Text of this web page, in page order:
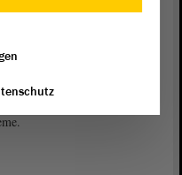
zur Abführung
zu überprüfen und
sind auch die Folgen der
Klimawandels hinsichtlich